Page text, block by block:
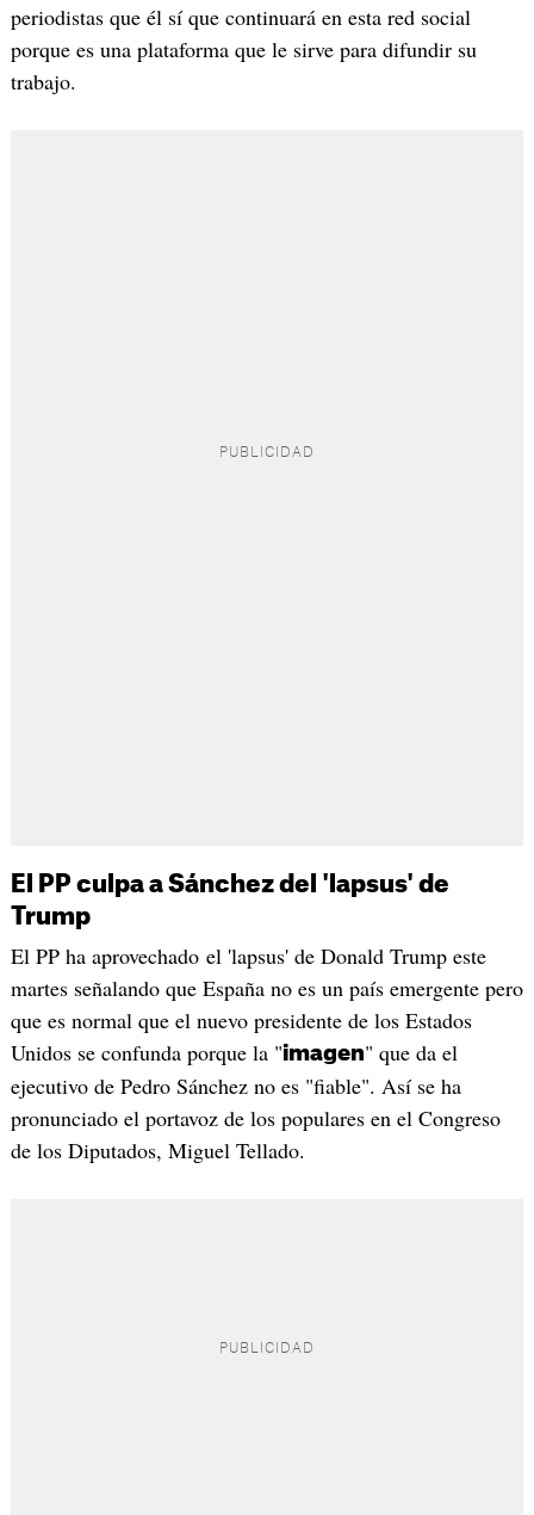
periodistas que él sí que continuará en esta red social
porque es una plataforma que le sirve para difundir su
trabajo.
El PP culpa a Sánchez del 'lapsus' de
Trump
El PP ha aprovechado el 'lapsus' de Donald Trump este
martes señalando que España no es un país emergente pero
que es normal que el nuevo presidente de los Estados
Unidos se confunda porque la "imagen" que da el
ejecutivo de Pedro Sánchez no es "fiable". Así se ha
pronunciado el portavoz de los populares en el Congreso
de los Diputados, Miguel Tellado.